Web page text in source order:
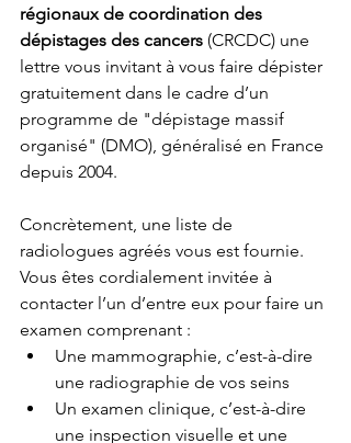
régionaux de coordination des
dépistages des cancers (CRCDC) une
lettre vous invitant à vous faire dépister
gratuitement dans le cadre d’un
programme de "dépistage massif
organisé" (DMO), généralisé en France
depuis 2004.
Concrètement, une liste de
radiologues agréés vous est fournie.
Vous êtes cordialement invitée à
contacter l’un d’entre eux pour faire un
examen comprenant :
Une mammographie, c’est-à-dire
une radiographie de vos seins
Un examen clinique, c’est-à-dire
une inspection visuelle et une